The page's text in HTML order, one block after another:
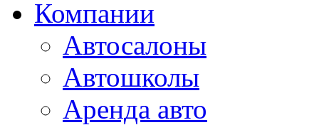
Компании
Автосалоны
Автошколы
Аренда авто